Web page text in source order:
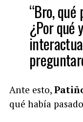
“Bro, qué
¿Por qué
Ante esto,
qué había